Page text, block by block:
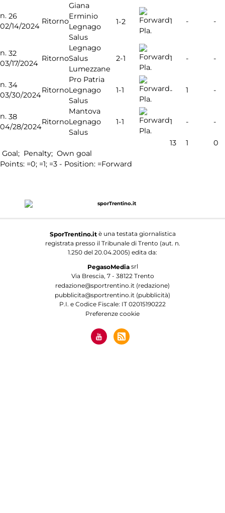
n. 26
02/14/2024
Ritorno
Giana
Erminio
Legnago
Salus
1-2
Pla.
1 - -
n. 32
03/17/2024
Ritorno
Legnago
Salus
Lumezzane
2-1
Pla.
1 - -
n. 34
03/30/2024
Ritorno
Pro Patria
Legnago
Salus
1-1
Pla.
- 1 -
n. 38
04/28/2024
Ritorno
Mantova
Legnago
Salus
1-1
Pla.
1 - -
13 1
0
Goal; Penalty; Own goal
Points: =0; =1; =3 - Position: =Forward
SporTrentino.itè una testata giornalistica
registrata presso il Tribunale di Trento (aut. n.
1.250 del 20.04.2005) edita da:
PegasoMediasrl
Via Brescia, 7 - 38122 Trento
redazione@sportrentino.it (redazione)
pubblicita@sportrentino.it (pubblicità)
P.I. e Codice Fiscale: IT 02015190222
Preferenze cookie